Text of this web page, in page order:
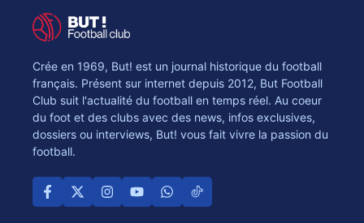
Crée en 1969, But! est un journal historique du football
français. Présent sur internet depuis 2012, But Football
Club suit l'actualité du football en temps réel. Au coeur
du foot et des clubs avec des news, infos exclusives,
dossiers ou interviews, But! vous fait vivre la passion du
football.